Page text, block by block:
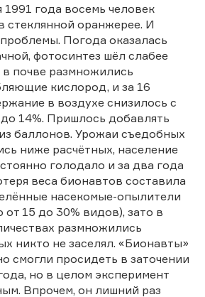
1991 года восемь человек
стеклянной оранжерее. И
Погода оказалась
фотосинтез шёл слабее
почве размножились
кислород, и за 16
в воздухе снизилось с
14%. Пришлось добавлять
баллонов. Урожаи съедобных
ниже расчётных, население
голодало и за два года
веса бионавтов составила
насекомые-опылители
15 до 30% видов), зато в
размножились
никто не заселял. «Бионавты»
смогли просидеть в заточении
но в целом эксперимент
Впрочем, он лишний раз